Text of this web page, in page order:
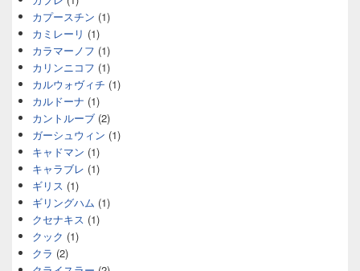
カプースチン (1)
カミレーリ (1)
カラマーノフ (1)
カリンニコフ (1)
カルウォヴィチ (1)
カルドーナ (1)
カントルーブ (2)
ガーシュウィン (1)
キャドマン (1)
キャラブレ (1)
ギリス (1)
ギリングハム (1)
クセナキス (1)
クック (1)
クラ (2)